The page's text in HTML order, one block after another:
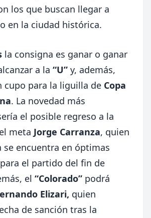
los que buscan llegar a
en la ciudad histórica.
la consigna es ganar o ganar
a la “U” y, además,
cupo para la liguilla de Copa
. La novedad más
el posible regreso a la
meta Jorge Carranza, quien
se encuentra en óptimas
el partido del fin de
el “Colorado” podrá
Elizari, quien
de sanción tras la